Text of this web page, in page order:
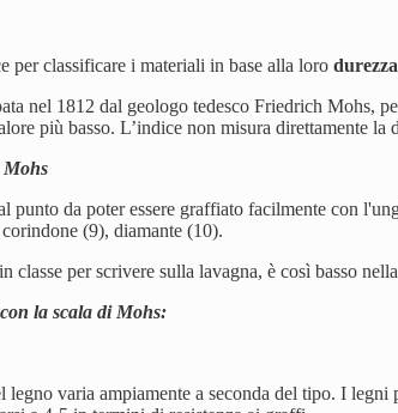
per classificare i materiali in base alla loro durezza
nel 1812 dal geologo tedesco Friedrich Mohs,
più basso. L’indice non misura direttamente la
Mohs
punto da poter essere graffiato facilmente con
(9), diamante (10).
classe per scrivere sulla lavagna, è così basso
la scala di Mohs:
legno varia ampiamente a seconda del tipo. I